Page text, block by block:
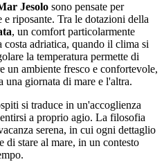
Jesolo sono pensate per
riposante. Tra le dotazioni della
, un comfort particolarmente
adriatica, quando il clima si
la temperatura permette di
un ambiente fresco e confortevole,
una giornata di mare e l'altra.
si traduce in un'accoglienza
a proprio agio. La filosofia
serena, in cui ogni dettaglio
di stare al mare, in un contesto